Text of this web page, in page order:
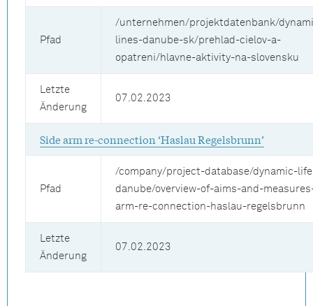
Pfad
/unternehmen/projektdatenbank/
lines-danube-sk/prehlad-cielov-a-
opatreni/hlavne-aktivity-na-slovensku
Letzte
Änderung
07.02.2023
Side arm re-connection ‘Haslau Regelsbrunn’
Pfad
/company/project-database/dynamic-
danube/overview-of-aims-and-
arm-re-connection-haslau-regelsbrunn
Letzte
Änderung
07.02.2023